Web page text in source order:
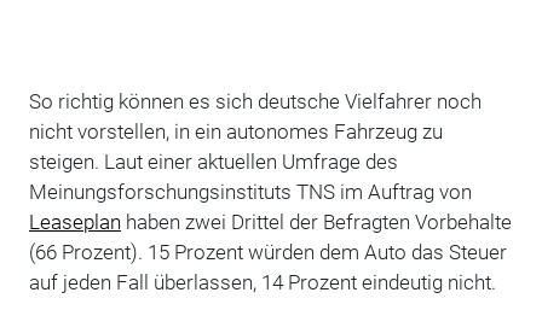
So richtig können es sich deutsche Vielfahrer noch
nicht vorstellen, in ein autonomes Fahrzeug zu
steigen. Laut einer aktuellen Umfrage des
Meinungsforschungsinstituts TNS im Auftrag von
Leaseplan haben zwei Drittel der Befragten Vorbehalte
(66 Prozent). 15 Prozent würden dem Auto das Steuer
auf jeden Fall überlassen, 14 Prozent eindeutig nicht.